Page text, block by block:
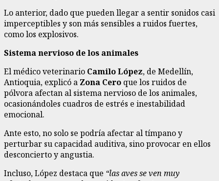
Lo anterior, dado que pueden llegar a sentir sonidos casi
imperceptibles y son más sensibles a ruidos fuertes,
como los explosivos.
Sistema nervioso de los animales
El médico veterinario Camilo López, de Medellín,
Antioquia, explicó a Zona Cero que los ruidos de
pólvora afectan al sistema nervioso de los animales,
ocasionándoles cuadros de estrés e inestabilidad
emocional.
Ante esto, no solo se podría afectar al tímpano y
perturbar su capacidad auditiva, sino provocar en ellos
desconcierto y angustia.
Incluso, López destaca que “las aves se ven muy